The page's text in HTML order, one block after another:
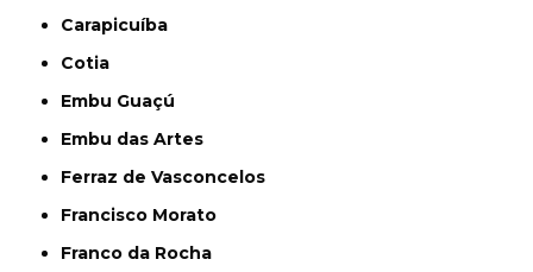
Carapicuíba
Cotia
Embu Guaçú
Embu das Artes
Ferraz de Vasconcelos
Francisco Morato
Franco da Rocha